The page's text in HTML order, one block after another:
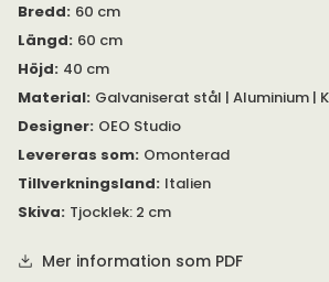
Den mattsvarta beställningen i metall
kontrast till bordsskivan och bidrar till en
Se bifogad PDF under 'Specifikation' för
produkten.
Bredd: 60 cm
Längd: 60 cm
Höjd: 40 cm
Material: Galvaniserat stål | Aluminium |
Designer: OEO Studio
Levereras som: Omonterad
Tillverkningsland: Italien
Skiva: Tjocklek: 2 cm
Mer information som PDF